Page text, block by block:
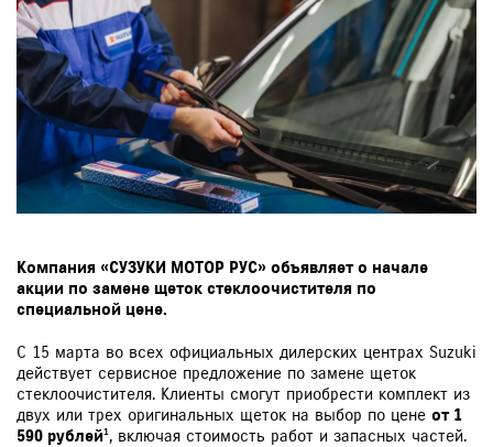
Компания «СУЗУКИ МОТОР РУС» объявляет о начале
акции по замене щеток стеклоочистителя по
специальной цене.
С 15 марта во всех официальных дилерских центрах Suzuki
действует сервисное предложение по замене щеток
стеклоочистителя. Клиенты смогут приобрести комплект из
двух или трех оригинальных щеток на выбор по цене от 1
590 рублей¹, включая стоимость работ и запасных частей.